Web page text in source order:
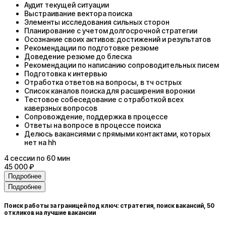
Аудит текущей ситуации
Выстраивание вектора поиска
Элементы исследования сильных сторон
Планирование с учетом долгосрочной стратегии
Осознание своих активов: достижений и результатов
Рекомендации по подготовке резюме
Доведение резюме до блеска
Рекомендации по написанию сопроводительных писем
Подготовка к интервью
Отработка ответов на вопросы, в тч острых
Список каналов поиска для расширения воронки
Тестовое собеседование с отработкой всех
каверзных вопросов
Сопровождение, поддержка в процессе
Ответы на вопросе в процессе поиска
Делюсь вакансиями с прямыми контактами, которых
нет на hh
4 сессии по 60 мин
45 000 ₽
Подробнее
Подробнее
Поиск работы за границей под ключ: стратегия, поиск вакансий, 50
откликов на лучшие вакансии